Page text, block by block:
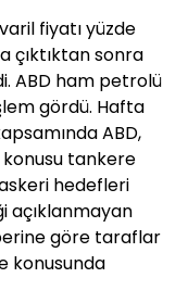
fiyatı yüzde
çıktıktan sonra
ABD ham petrolü
gördü. Hafta
ABD,
konusu tankere
askeri hedefleri
açıklanmayan
göre taraflar
konusunda